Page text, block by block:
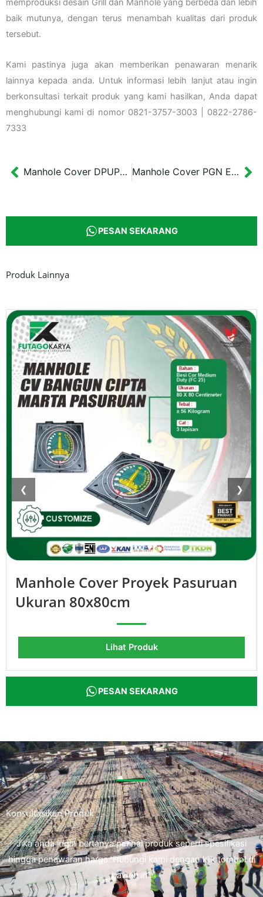
baik mutunya, dengan terus menambah kualitas dari produk
tersebut.
Kami pastinya juga akan memberikan penawaran menarik
lainnya kepada anda. Untuk informasi lebih lanjut atau ingin
berkonsultasi terkait produk yang kami hasilkan, Anda dapat
menghubungi kami di nomor 0821-3757-3003 | 0822-2786-
7333
Prev Manhole Cover DPUPR Kota Tegal Manhole Cover PGN Energy for life
PESAN SEKARANG
Produk Lainnya
❮ ❯
Manhole Cover Proyek Pasuruan
Ukuran 80x80cm
Lihat Produk
PESAN SEKARANG
Konsultasikan Produk
Jika anda ingin bertanya perihal produk seperti spesifikasi
hingga penawaran harga. Hubungi kami dengan klik tombol di
bawah ini.